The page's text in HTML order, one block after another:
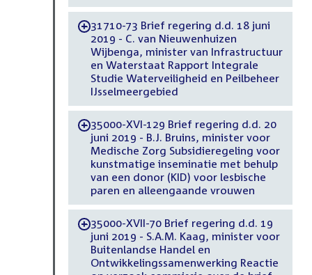
-31710-73 Brief regering d.d. 18 juni
2019 - C. van Nieuwenhuizen
Wijbenga, minister van Infrastructuur
en Waterstaat Rapport Integrale
Studie Waterveiligheid en Peilbeheer
IJsselmeergebied
-35000-XVI-129 Brief regering d.d. 20
juni 2019 - B.J. Bruins, minister voor
Medische Zorg Subsidieregeling voor
kunstmatige inseminatie met behulp
van een donor (KID) voor lesbische
paren en alleengaande vrouwen
-35000-XVII-70 Brief regering d.d. 19
juni 2019 - S.A.M. Kaag, minister voor
Buitenlandse Handel en
Ontwikkelingssamenwerking Reactie